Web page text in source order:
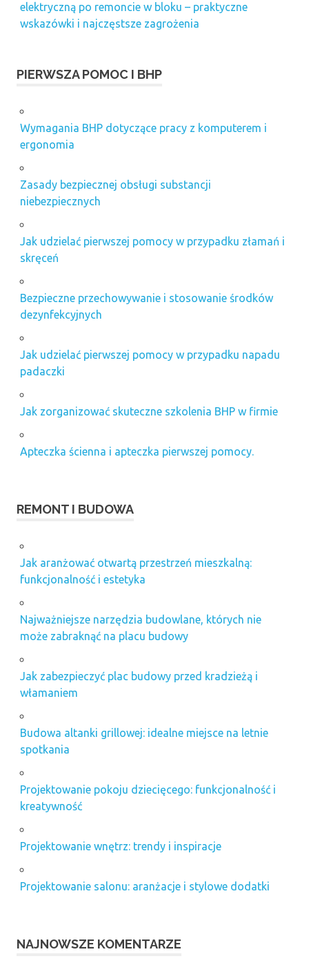
elektryczną po remoncie w bloku – praktyczne
wskazówki i najczęstsze zagrożenia
PIERWSZA POMOC I BHP
Wymagania BHP dotyczące pracy z komputerem i
ergonomia
Zasady bezpiecznej obsługi substancji
niebezpiecznych
Jak udzielać pierwszej pomocy w przypadku złamań i
skręceń
Bezpieczne przechowywanie i stosowanie środków
dezynfekcyjnych
Jak udzielać pierwszej pomocy w przypadku napadu
padaczki
Jak zorganizować skuteczne szkolenia BHP w firmie
Apteczka ścienna i apteczka pierwszej pomocy.
REMONT I BUDOWA
Jak aranżować otwartą przestrzeń mieszkalną:
funkcjonalność i estetyka
Najważniejsze narzędzia budowlane, których nie
może zabraknąć na placu budowy
Jak zabezpieczyć plac budowy przed kradzieżą i
włamaniem
Budowa altanki grillowej: idealne miejsce na letnie
spotkania
Projektowanie pokoju dziecięcego: funkcjonalność i
kreatywność
Projektowanie wnętrz: trendy i inspiracje
Projektowanie salonu: aranżacje i stylowe dodatki
NAJNOWSZE KOMENTARZE